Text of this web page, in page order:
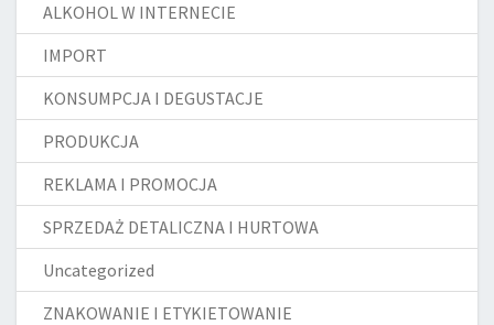
ALKOHOL W INTERNECIE
IMPORT
KONSUMPCJA I DEGUSTACJE
PRODUKCJA
REKLAMA I PROMOCJA
SPRZEDAŻ DETALICZNA I HURTOWA
Uncategorized
ZNAKOWANIE I ETYKIETOWANIE